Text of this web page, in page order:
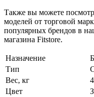
Также вы можете
моделей от торговой
популярных брендов в
магазина Fitstore.
Назначение
Тип
Вес, кг
Цвет